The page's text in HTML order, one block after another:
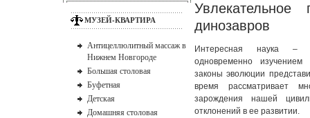
МУЗЕЙ-КВАРТИРА
Антицеллюлитный массаж в
Нижнем Новгороде
Большая столовая
Буфетная
Детская
Домашняя столовая
динозавров
Интересная наука –
одновременно изучением
законы эволюции
время рассматривает
зарождения нашей
отклонений в ее развитии.